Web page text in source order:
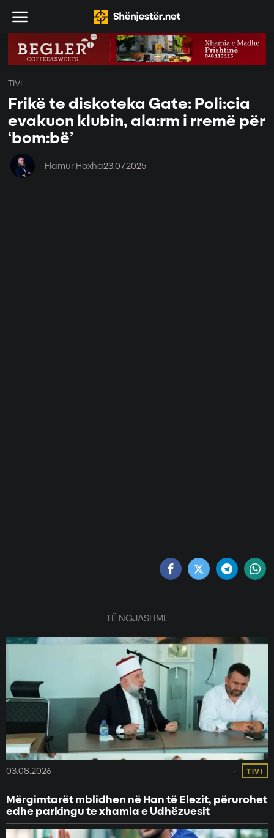
TiVi
Frikë te diskoteka Gate: Poli:cia
evakuon klubin, ala:rm i rremë për
‘bom:bë’
Flamur Hoxha23.07.2025
TË NGJASHME
03.08.2026 TIVI
Mërgimtarët mblidhen në Han të Elezit, përurohet
edhe parkingu te xhamia e Udhëzuesit